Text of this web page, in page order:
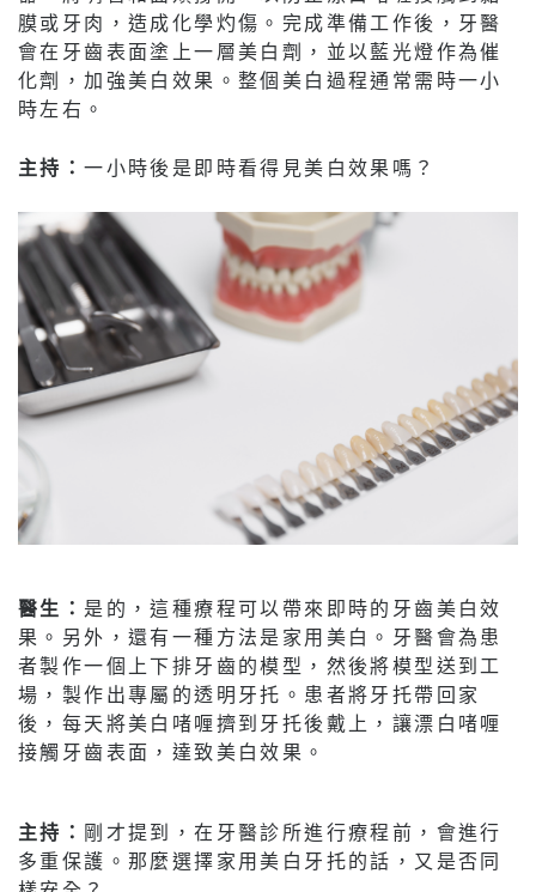
膜或牙肉，造成化學灼傷。完成準備工作後，牙醫
會在牙齒表面塗上一層美白劑，並以藍光燈作為催
化劑，加強美白效果。整個美白過程通常需時一小
時左右。
主持：一小時後是即時看得見美白效果嗎？
醫生： 是的，這種療程可以帶來即時的牙齒美白效
果。另外，還有一種方法是家用美白。牙醫會為患
者製作一個上下排牙齒的模型，然後將模型送到工
場，製作出專屬的透明牙托。患者將牙托帶回家
後，每天將美白啫喱擠到牙托後戴上，讓漂白啫喱
接觸牙齒表面，達致美白效果。
主持： 剛才提到，在牙醫診所進行療程前，會進行
多重保護。那麼選擇家用美白牙托的話，又是否同